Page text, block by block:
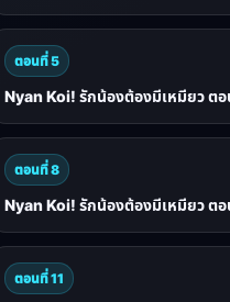
ตอนที่ 5
Nyan Koi! รักน้องต้องมีเหมียว ต
ตอนที่ 8
Nyan Koi! รักน้องต้องมีเหมียว ต
ตอนที่ 11